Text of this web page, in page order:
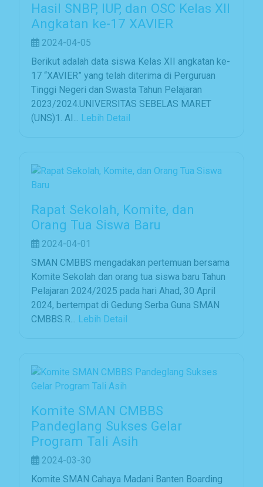
Hasil SNBP, IUP, dan OSC Kelas XII
Angkatan ke-17 XAVIER
2024-04-05
Berikut adalah data siswa Kelas XII angkatan ke-
17 “XAVIER” yang telah diterima di Perguruan
Tinggi Negeri dan Swasta Tahun Pelajaran
2023/2024.UNIVERSITAS SEBELAS MARET
(UNS)1. AI... Lebih Detail
Rapat Sekolah, Komite, dan
Orang Tua Siswa Baru
2024-04-01
SMAN CMBBS mengadakan pertemuan bersama
Komite Sekolah dan orang tua siswa baru Tahun
Pelajaran 2024/2025 pada hari Ahad, 30 April
2024, bertempat di Gedung Serba Guna SMAN
CMBBS.R... Lebih Detail
Komite SMAN CMBBS
Pandeglang Sukses Gelar
Program Tali Asih
2024-03-30
Komite SMAN Cahaya Madani Banten Boarding